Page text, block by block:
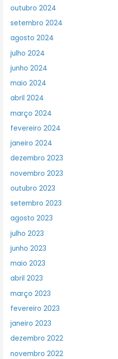
outubro 2024
setembro 2024
agosto 2024
julho 2024
junho 2024
maio 2024
abril 2024
março 2024
fevereiro 2024
janeiro 2024
dezembro 2023
novembro 2023
outubro 2023
setembro 2023
agosto 2023
julho 2023
junho 2023
maio 2023
abril 2023
março 2023
fevereiro 2023
janeiro 2023
dezembro 2022
novembro 2022